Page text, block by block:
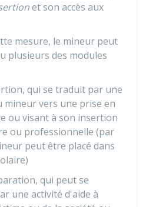
et son accès aux
mesure, le mineur peut
plusieurs des modules
qui se traduit par une
vers une prise en
ou visant à son insertion
ou professionnelle (par
peut être placé dans
qui peut se
une activité d'aide à